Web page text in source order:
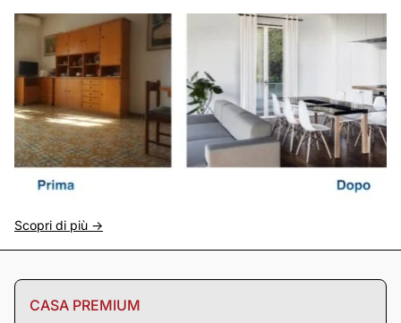
Scopri di più ->
CASA PREMIUM